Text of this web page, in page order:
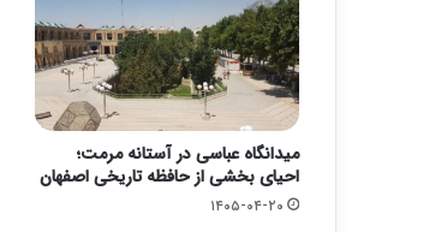
میدانگاه عباسی در آستانه مرمت؛
احیای بخشی از حافظه تاریخی اصفهان
۱۴۰۵-۰۴-۲۰